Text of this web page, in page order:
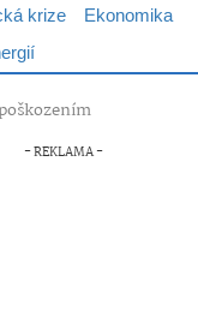
krize
Ekonomika